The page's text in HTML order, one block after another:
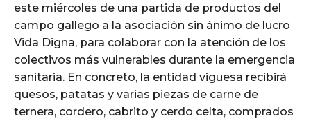
este miércoles de una partida de productos del
campo gallego a la asociación sin ánimo de lucro
Vida Digna, para colaborar con la atención de los
colectivos más vulnerables durante la emergencia
sanitaria. En concreto, la entidad viguesa recibirá
quesos, patatas y varias piezas de carne de
ternera, cordero, cabrito y cerdo celta, comprados